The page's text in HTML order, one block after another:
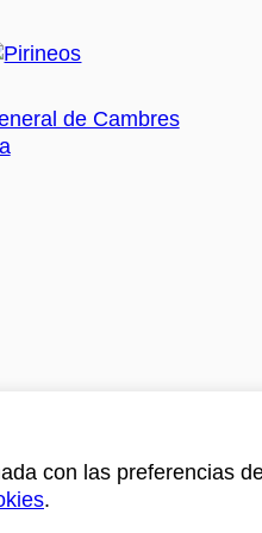
con las preferencias
.